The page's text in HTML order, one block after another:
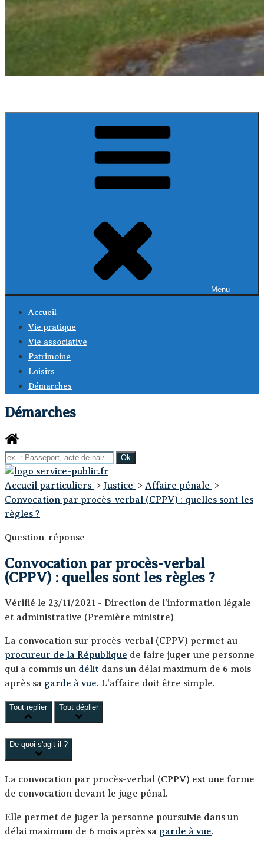
Menu
Accueil
Vie pratique
Vie associative
Patrimoine
Loisirs
Démarches
Démarches
Accueil particuliers > Justice > Affaire pénale >
Convocation par procès-verbal (CPPV) : quelles sont les
règles ?
Question-réponse
Convocation par procès-verbal
(CPPV) : quelles sont les règles ?
Vérifié le 23/11/2021 - Direction de l'information légale
et administrative (Première ministre)
La convocation sur procès-verbal (CPPV) permet au
procureur de la République de faire juger une personne
qui a commis un délit dans un délai maximum de 6 mois
après sa garde à vue. L'affaire doit être simple.
Tout replier Tout déplier
De quoi s'agit-il ?
La convocation par procès-verbal (CPPV) est une forme
de convocation devant le juge pénal.
Elle permet de juger la personne poursuivie dans un
délai maximum de 6 mois après sa garde à vue.